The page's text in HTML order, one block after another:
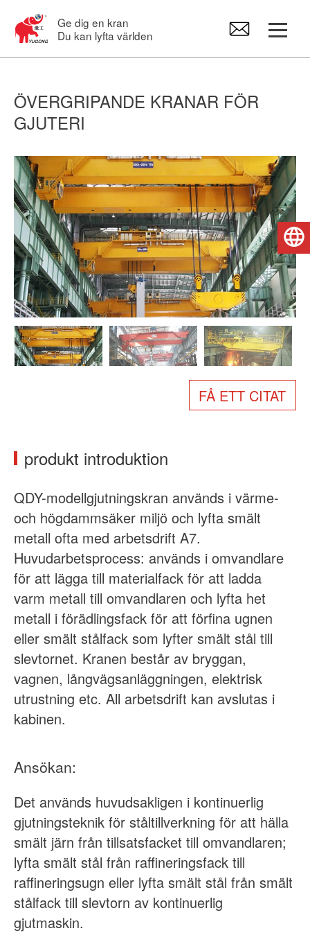
Ge dig en kran
Du kan lyfta världen
Travers
Svängkranar
Kättingtelfrar
Kranreservdelar
Om oss
Nyheter
Fall
Vanliga frågor
ÖVERGRIPANDE KRANAR FÖR
GJUTERI
FÅ ETT CITAT
produkt introduktion
QDY-modellgjutningskran används i värme-
och högdammsäker miljö och lyfta smält
metall ofta med arbetsdrift A7.
Huvudarbetsprocess: används i omvandlare
för att lägga till materialfack för att ladda
varm metall till omvandlaren och lyfta het
metall i förädlingsfack för att förfina ugnen
eller smält stålfack som lyfter smält stål till
slevtornet. Kranen består av bryggan,
vagnen, långvägsanläggningen, elektrisk
utrustning etc. All arbetsdrift kan avslutas i
kabinen.
Ansökan:
Det används huvudsakligen i kontinuerlig
gjutningsteknik för ståltillverkning för att hälla
smält järn från tillsatsfacket till omvandlaren;
lyfta smält stål från raffineringsfack till
raffineringsugn eller lyfta smält stål från smält
stålfack till slevtorn av kontinuerlig
gjutmaskin.
Svenska